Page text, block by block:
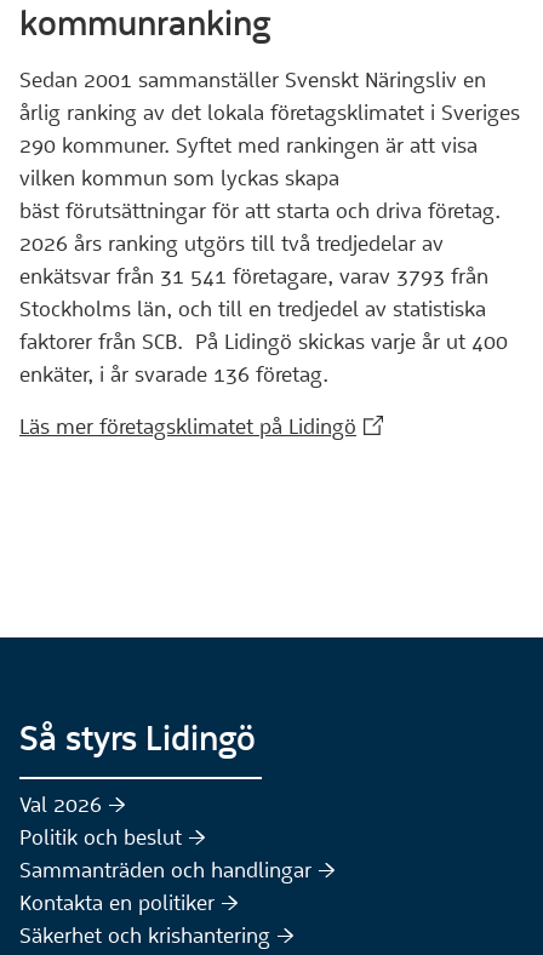
kommunranking
Sedan 2001 sammanställer Svenskt Näringsliv en
årlig ranking av det lokala företagsklimatet i Sveriges
290 kommuner. Syftet med rankingen är att visa
vilken kommun som lyckas skapa
bäst förutsättningar för att starta och driva företag.
2026 års ranking utgörs till två tredjedelar av
enkätsvar från 31 541 företagare, varav 3793 från
Stockholms län, och till en tredjedel av statistiska
faktorer från SCB. På Lidingö skickas varje år ut 400
enkäter, i år svarade 136 företag.
Läs mer företagsklimatet på Lidingö (Extern webbplats)
Så styrs Lidingö
Val 2026 :höger:
Politik och beslut :höger:
Sammanträden och handlingar :höger:
Kontakta en politiker :höger:
Säkerhet och krishantering :höger: